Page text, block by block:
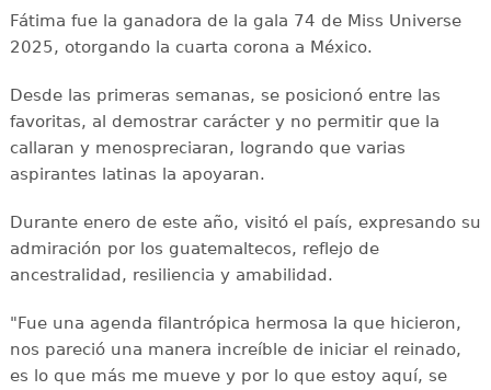
Fátima fue la ganadora de la gala 74 de Miss Universe
2025, otorgando la cuarta corona a México.
Desde las primeras semanas, se posicionó entre las
favoritas, al demostrar carácter y no permitir que la
callaran y menospreciaran, logrando que varias
aspirantes latinas la apoyaran.
Durante enero de este año, visitó el país, expresando su
admiración por los guatemaltecos, reflejo de
ancestralidad, resiliencia y amabilidad.
"Fue una agenda filantrópica hermosa la que hicieron,
nos pareció una manera increíble de iniciar el reinado,
es lo que más me mueve y por lo que estoy aquí, se